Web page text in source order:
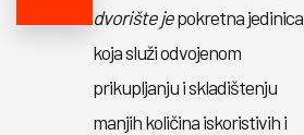
dvorištejepokretna jedinica
koja služi odvojenom
prikupljanju i skladištenju
manjih količina iskoristivih i